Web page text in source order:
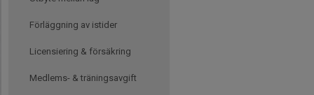
Förläggning av istider
Licensiering & försäkring
Medlems- & träningsavgift